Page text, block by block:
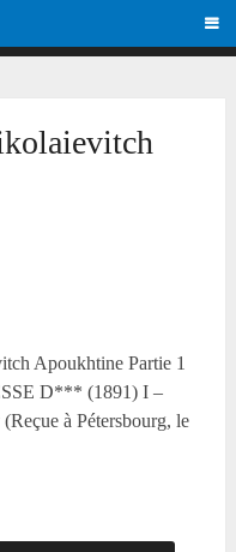
Apoukhtine Partie 1
D*** (1891) I –
à Pétersbourg, le